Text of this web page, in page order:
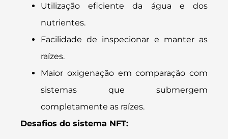
Utilização eficiente da água e dos
nutrientes.
Facilidade de inspecionar e manter as
raízes.
Maior oxigenação em comparação com
sistemas que submergem
completamente as raízes.
Desafios do sistema NFT: